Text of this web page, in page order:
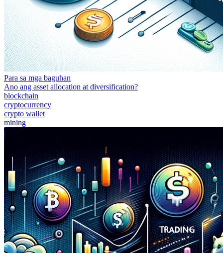
Para sa mga baguhan
Ano ang asset allocation at diversification?
blockchain
cryptocurrency
crypto wallet
mining